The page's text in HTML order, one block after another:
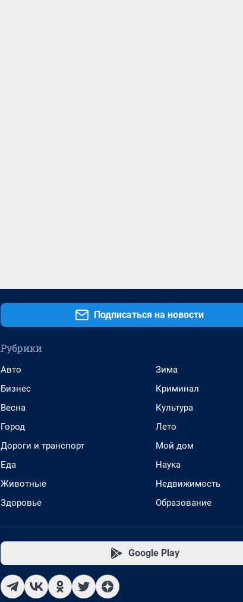
Подписаться на новости
Рубрики
Авто
Бизнес
Весна
Город
Дороги и транспорт
Еда
Животные
Здоровье
Зима
Криминал
Культура
Лето
Мой дом
Наука
Недвижимость
Образование
Google Play